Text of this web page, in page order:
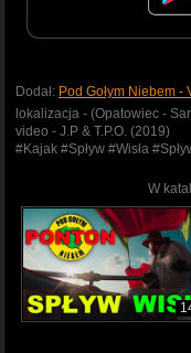
Dodał: Pod Gołym Niebem -
lokalizacja - (Opatowiec -
video - J.P & T.P.O. (2019)
#Kajak #Spływ #Wisła
W